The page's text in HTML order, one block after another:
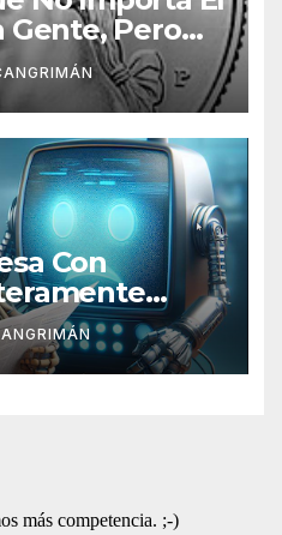
Gente, Pero
Verdad No
Con
Inteligencia